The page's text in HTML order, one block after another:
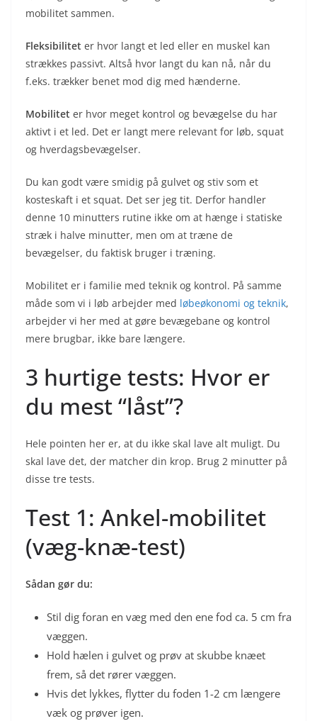
mobilitet sammen.
Fleksibilitet er hvor langt et led eller en muskel kan
strækkes passivt. Altså hvor langt du kan nå, når du
f.eks. trækker benet mod dig med hænderne.
Mobilitet er hvor meget kontrol og bevægelse du har
aktivt i et led. Det er langt mere relevant for løb, squat
og hverdagsbevægelser.
Du kan godt være smidig på gulvet og stiv som et
kosteskaft i et squat. Det ser jeg tit. Derfor handler
denne 10 minutters rutine ikke om at hænge i statiske
stræk i halve minutter, men om at træne de
bevægelser, du faktisk bruger i træning.
Mobilitet er i familie med teknik og kontrol. På samme
måde som vi i løb arbejder med løbeøkonomi og teknik,
arbejder vi her med at gøre bevægebane og kontrol
mere brugbar, ikke bare længere.
3 hurtige tests: Hvor er
du mest “låst”?
Hele pointen her er, at du ikke skal lave alt muligt. Du
skal lave det, der matcher din krop. Brug 2 minutter på
disse tre tests.
Test 1: Ankel-mobilitet
(væg-knæ-test)
Sådan gør du:
Stil dig foran en væg med den ene fod ca. 5 cm fra
væggen.
Hold hælen i gulvet og prøv at skubbe knæet
frem, så det rører væggen.
Hvis det lykkes, flytter du foden 1-2 cm længere
væk og prøver igen.